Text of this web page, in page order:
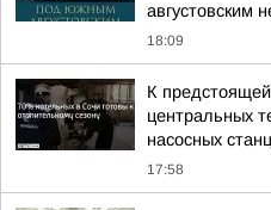
августовским
18:09
К
центральных
насосных
17:58